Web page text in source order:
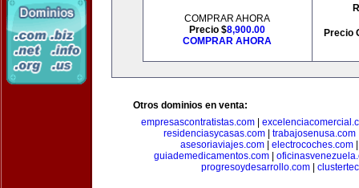
COMPRAR AHORA
Precio $8,900.00
COMPRAR AHORA
Precio
Otros dominios en venta:
empresascontratistas.com
residenciasycasas.com| trabajosenusa.com
asesoriaviajes.com| electrocoches.com
guiademedicamentos.com|
progresoydesarrollo.com